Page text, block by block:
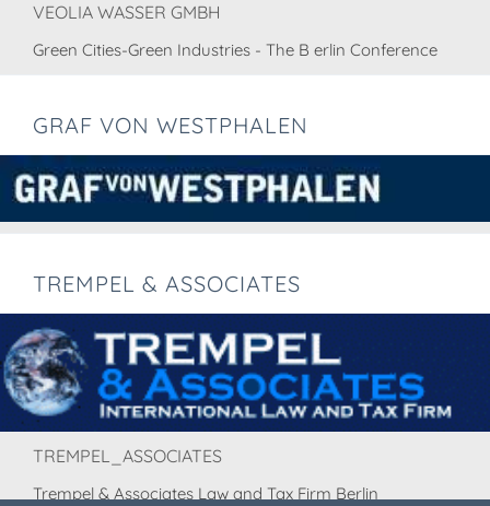
VEOLIA WASSER GMBH
Green Cities-Green Industries - The B erlin Conference
GRAF VON WESTPHALEN
TREMPEL & ASSOCIATES
TREMPEL_ASSOCIATES
Trempel & Associates Law and Tax Firm Berlin